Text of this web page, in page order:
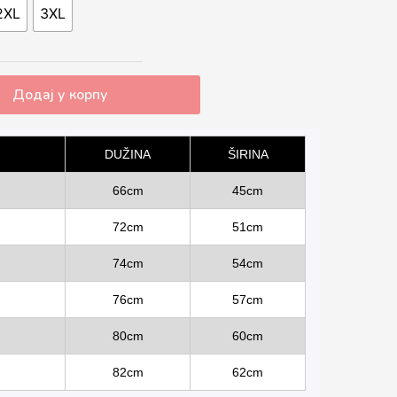
3XL
Додај у корпу
DUŽINA ŠIRINA
66cm 45cm
72cm 51cm
74cm 54cm
76cm 57cm
80cm 60cm
82cm 62cm